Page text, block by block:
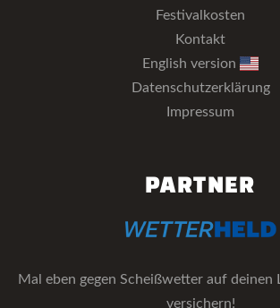
Festivalkosten
Kontakt
English version
Datenschutzerklärung
Impressum
PARTNER
Mal eben gegen Scheißwetter auf deinen
versichern!